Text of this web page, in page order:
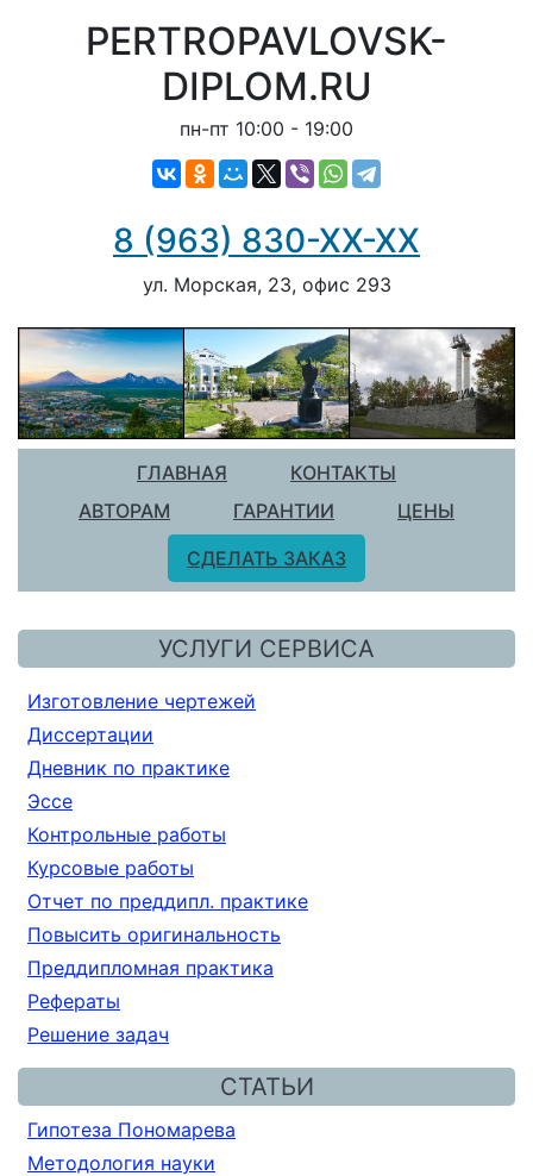
PERTROPAVLOVSK-
DIPLOM.RU
пн-пт 10:00 - 19:00
8 (963) 830-ХХ-ХХ
ул. Морская, 23, офис 293
ГЛАВНАЯ
КОНТАКТЫ
АВТОРАМ
ГАРАНТИИ
ЦЕНЫ
СДЕЛАТЬ ЗАКАЗ
УСЛУГИ СЕРВИСА
Изготовление чертежей
Диссертации
Дневник по практике
Эссе
Контрольные работы
Курсовые работы
Отчет по преддипл. практике
Повысить оригинальность
Преддипломная практика
Рефераты
Решение задач
СТАТЬИ
Гипотеза Пономарева
Методология науки